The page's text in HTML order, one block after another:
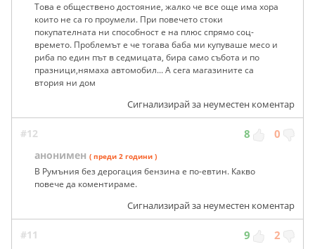
Това е обществено достояние, жалко че все още има хора
които не са го проумели. При повечето стоки
покупателната ни способност е на плюс спрямо соц-
времето. Проблемът е че тогава баба ми купуваше месо и
риба по един път в седмицата, бира само събота и по
празници,нямаха автомобил... А сега магазините са
втория ни дом
Сигнализирай за неуместен коментар
#12 8 0
анонимен ( преди 2 години )
В Румъния без дерогация бензина е по-евтин. Какво
повече да коментираме.
Сигнализирай за неуместен коментар
#11 9 2